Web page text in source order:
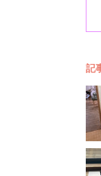
記